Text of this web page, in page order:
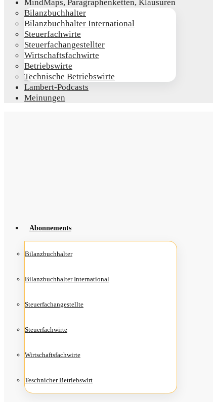
Mind­Maps, Para­gra­phen­ket­ten, Klausuren
Bilanz­buch­hal­ter
Bilanz­buch­hal­ter International
Steu­er­fach­wir­te
Steu­er­fach­an­ge­stell­ter
Wirt­schafts­fach­wir­te
Betriebs­wir­te
Tech­ni­sche Betriebswirte
Lam­­bert-Pod­­casts
Mei­nun­gen
Abon­ne­ments
Bilanz­buch­hal­ter
Bilanz­buch­hal­ter International
Steu­er­fach­an­ge­stell­te
Steu­er­fach­wir­te
Wirt­schafts­fach­wir­te
Teschni­cher Betriebswirt